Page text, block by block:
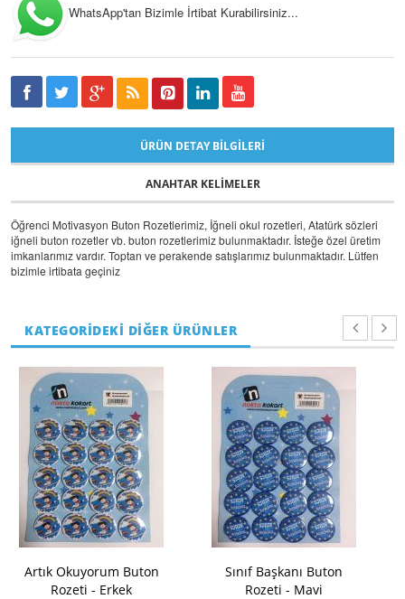
WhatsApp'tan Bizimle İrtibat Kurabilirsiniz...
ÜRÜN DETAY BILGILERI
ANAHTAR KELIMELER
Öğrenci Motivasyon Buton Rozetlerimiz, İğneli okul rozetleri, Atatürk sözleri
iğneli buton rozetler vb. buton rozetlerimiz bulunmaktadır. İsteğe özel üretim
imkanlarımız vardır. Toptan ve perakende satışlarımız bulunmaktadır. Lütfen
bizimle irtibata geçiniz
KATEGORİDEKİ DİĞER ÜRÜNLER
Artık Okuyorum Buton
Rozeti - Erkek
Sınıf Başkanı Buton
Rozeti - Mavi